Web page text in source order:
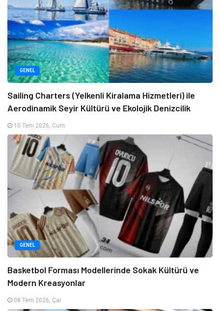
GENEL
Sailing Charters (Yelkenli Kiralama Hizmetleri) ile
Aerodinamik Seyir Kültürü ve Ekolojik Denizcilik
10 Tem 2026, Cum
GENEL
Basketbol Forması Modellerinde Sokak Kültürü ve
Modern Kreasyonlar
08 Tem 2026, Çar